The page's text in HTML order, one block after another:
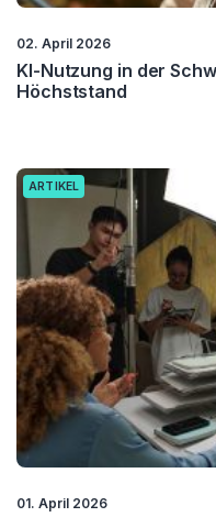
02. April 2026
KI-Nutzung in der
Höchststand
ARTIKEL
01. April 2026